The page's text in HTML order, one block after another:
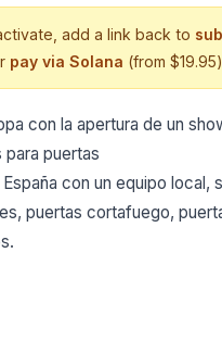
add a link back to
pay via Solana (from
con la apertura de un
puertas
con un equipo
puertas cortafuego,